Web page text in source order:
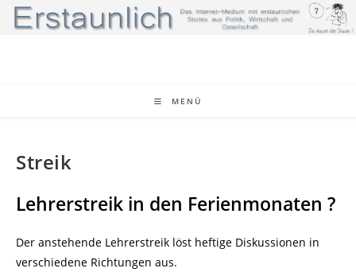
Zum
Inhalt
MENÜ
Streik
Lehrerstreik in den Ferienmonaten ?
Der anstehende Lehrerstreik löst heftige Diskussionen in
verschiedene Richtungen aus.